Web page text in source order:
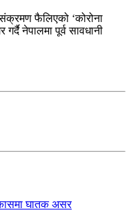
फैलिएको ‘कोरोना
नेपालमा पूर्व सावधानी